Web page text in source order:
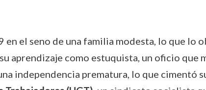
el seno de una familia modesta, lo que lo
aprendizaje como estuquista, un oficio que
independencia prematura, lo que cimentó